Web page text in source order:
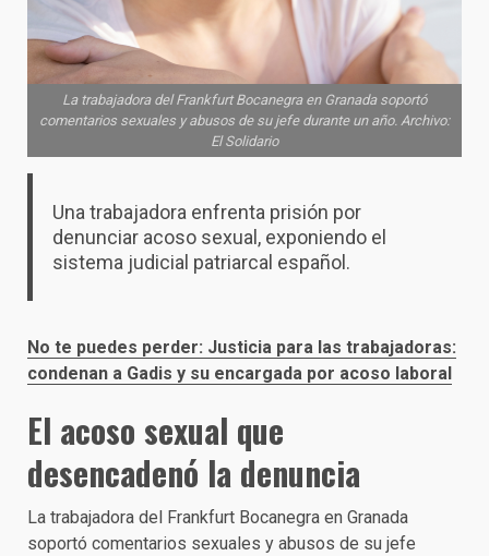
La trabajadora del Frankfurt Bocanegra en Granada soportó
comentarios sexuales y abusos de su jefe durante un año. Archivo:
El Solidario
Una trabajadora enfrenta prisión por
denunciar acoso sexual, exponiendo el
sistema judicial patriarcal español.
No te puedes perder: Justicia para las trabajadoras:
condenan a Gadis y su encargada por acoso laboral
El acoso sexual que
desencadenó la denuncia
La trabajadora del Frankfurt Bocanegra en Granada
soportó comentarios sexuales y abusos de su jefe